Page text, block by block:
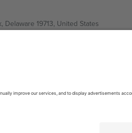
Delaware 19713, United States
55, 1606 Sofia, Bulgaria
06700 Ciudad de México,